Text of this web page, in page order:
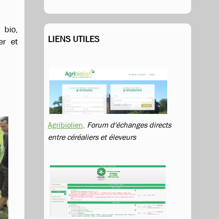
et
LIENS UTILES
Agribiolien, Forum d'échanges directs
entre céréaliers et éleveurs